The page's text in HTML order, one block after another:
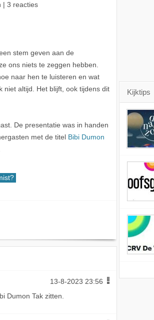
| 3 reacties
stem geven aan de
ons niets te zeggen hebben.
naar hen te luisteren en wat
niet altijd. Het blijft, ook tijdens dit
De presentatie was in handen
met de titel Bibi Dumon
13-8-2023 23:56
Dumon Tak zitten.
Kijktips